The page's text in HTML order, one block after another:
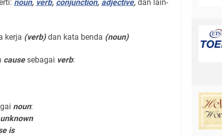
noun, verb, conjunction, adjective, dan lain-
kerja (verb)dan kata benda (noun)
causesebagai verb:
noun:
is